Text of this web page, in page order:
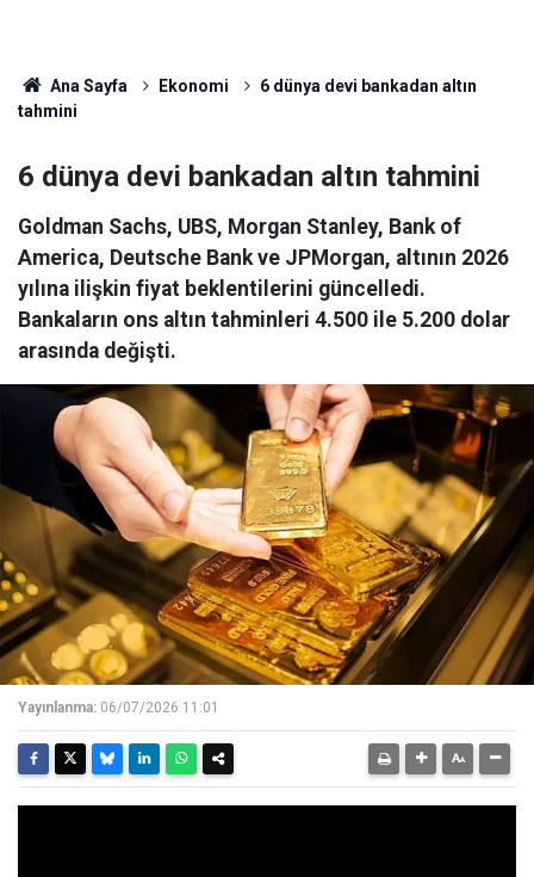
Ana Sayfa Ekonomi
6 dünya devi bankadan altın
tahmini
6 dünya devi bankadan altın tahmini
Goldman Sachs, UBS, Morgan Stanley, Bank of
America, Deutsche Bank ve JPMorgan, altının 2026
yılına ilişkin fiyat beklentilerini güncelledi.
Bankaların ons altın tahminleri 4.500 ile 5.200 dolar
arasında değişti.
Yayınlanma: 06/07/2026 11:01